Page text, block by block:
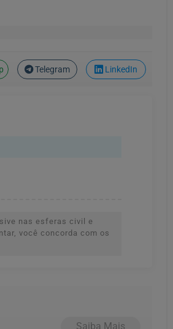
Telegram LinkedIn
nas esferas civil e
você concorda com os
Saiba Mais